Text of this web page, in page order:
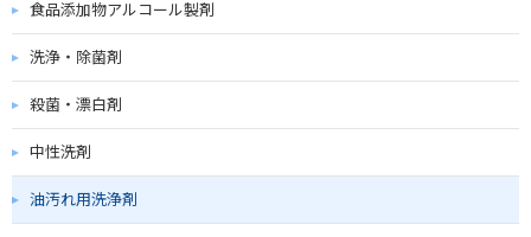
食品添加物アルコール製剤
洗浄・除菌剤
殺菌・漂白剤
中性洗剤
油汚れ用洗浄剤